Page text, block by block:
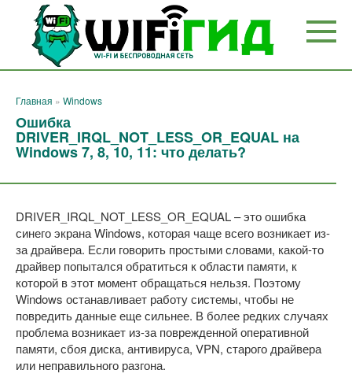
Перейти
контенту
Главная » Windows
Ошибка
DRIVER_IRQL_NOT_LESS_OR_EQUAL на
Windows 7, 8, 10, 11: что делать?
DRIVER_IRQL_NOT_LESS_OR_EQUAL – это ошибка
синего экрана Windows, которая чаще всего возникает из-
за драйвера. Если говорить простыми словами, какой-то
драйвер попытался обратиться к области памяти, к
которой в этот момент обращаться нельзя. Поэтому
Windows останавливает работу системы, чтобы не
повредить данные еще сильнее. В более редких случаях
проблема возникает из-за поврежденной оперативной
памяти, сбоя диска, антивируса, VPN, старого драйвера
или неправильного разгона.